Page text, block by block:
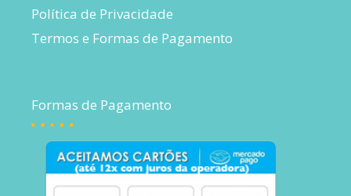
Política de Privacidade
Termos e Formas de Pagamento
Formas de Pagamento